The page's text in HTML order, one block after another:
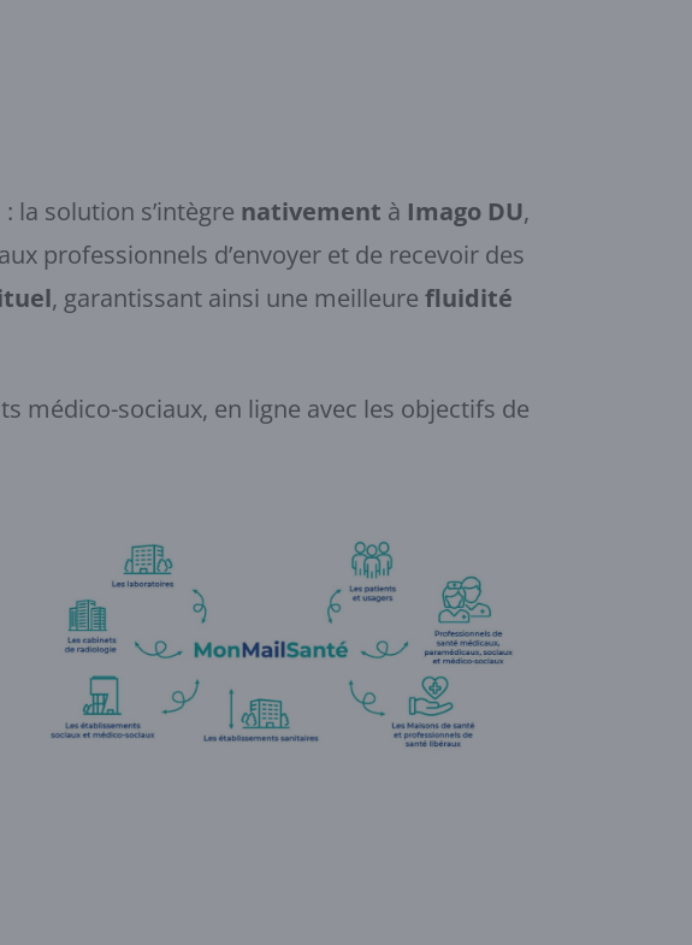
la solution s’intègre nativement à Imago DU,
professionnels d’envoyer et de recevoir des
, garantissant ainsi une meilleurefluidité
médico-sociaux, en ligne avec les objectifs de